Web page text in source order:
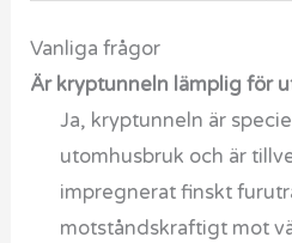
Vanliga frågor
Är kryptunneln lämplig för
Ja, kryptunneln är
utomhusbruk och är
impregnerat finskt
motståndskraftigt mot